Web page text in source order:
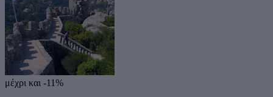
μέχρι και -11%